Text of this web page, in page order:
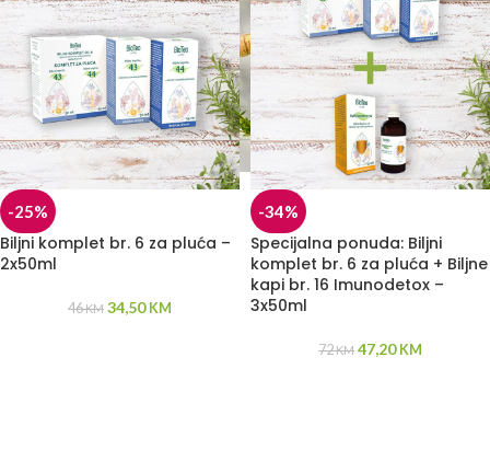
-25%
Biljni komplet br. 6 za pluća –
2x50ml
46KM 34,50 KM
-34%
Specijalna ponuda: Biljni
komplet br. 6 za pluća + Biljne
kapi br. 16 Imunodetox –
3x50ml
72KM 47,20 KM